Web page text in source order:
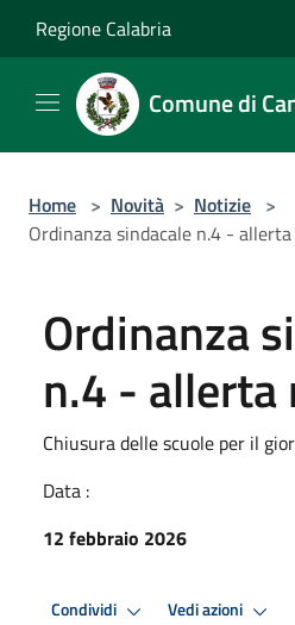
Regione Calabria
Comune di
Home > Novità > Notizie >
Ordinanza sindacale n.4 -
Ordinanza
n.4 - allerta
Chiusura delle scuole per il
Data :
12 febbraio 2026
Condividi Vedi azioni